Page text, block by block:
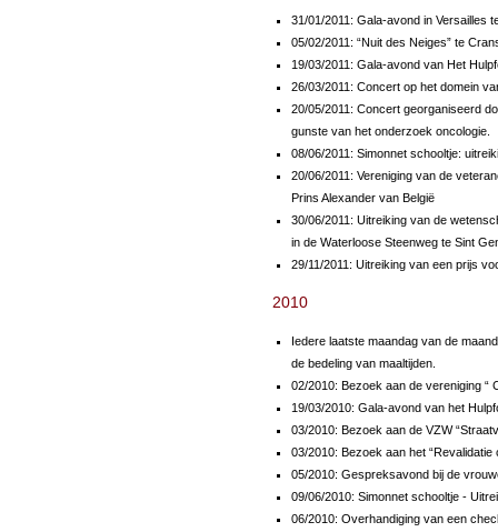
31/01/2011: Gala-avond in Versailles
05/02/2011: “Nuit des Neiges” te
19/03/2011: Gala-avond van Het
26/03/2011: Concert op het domein
20/05/2011: Concert georganiseerd
gunste van het onderzoek oncologie.
08/06/2011: Simonnet schooltje:
20/06/2011: Vereniging van de
Prins Alexander van België
30/06/2011: Uitreiking van de
in de Waterloose Steenweg te Sint
29/11/2011: Uitreiking van een prijs
2010
Iedere laatste maandag van de
de bedeling van maaltijden.
02/2010: Bezoek aan de vereniging “
19/03/2010: Gala-avond van het
03/2010: Bezoek aan de VZW
03/2010: Bezoek aan het
05/2010: Gespreksavond bij de
09/06/2010: Simonnet schooltje -
06/2010: Overhandiging van een